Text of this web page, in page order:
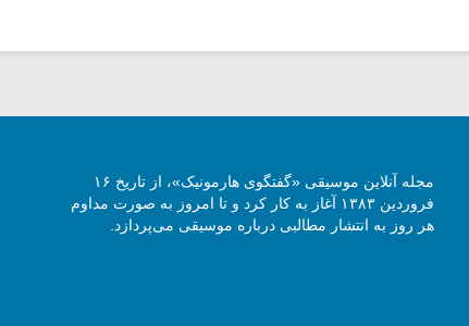
مجله آنلاین موسیقی «گفتگوی هارمونیک»، از تاریخ ۱۶
فروردین ۱۳۸۳ آغاز به کار کرد و تا امروز به صورت مداوم
هر روز به انتشار مطالبی درباره موسیقی می‌پردازد.